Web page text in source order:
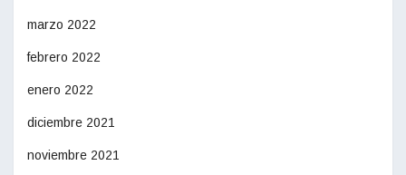
marzo 2022
febrero 2022
enero 2022
diciembre 2021
noviembre 2021